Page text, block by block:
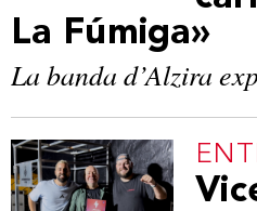
La Fúmiga»
La banda d’Alzira